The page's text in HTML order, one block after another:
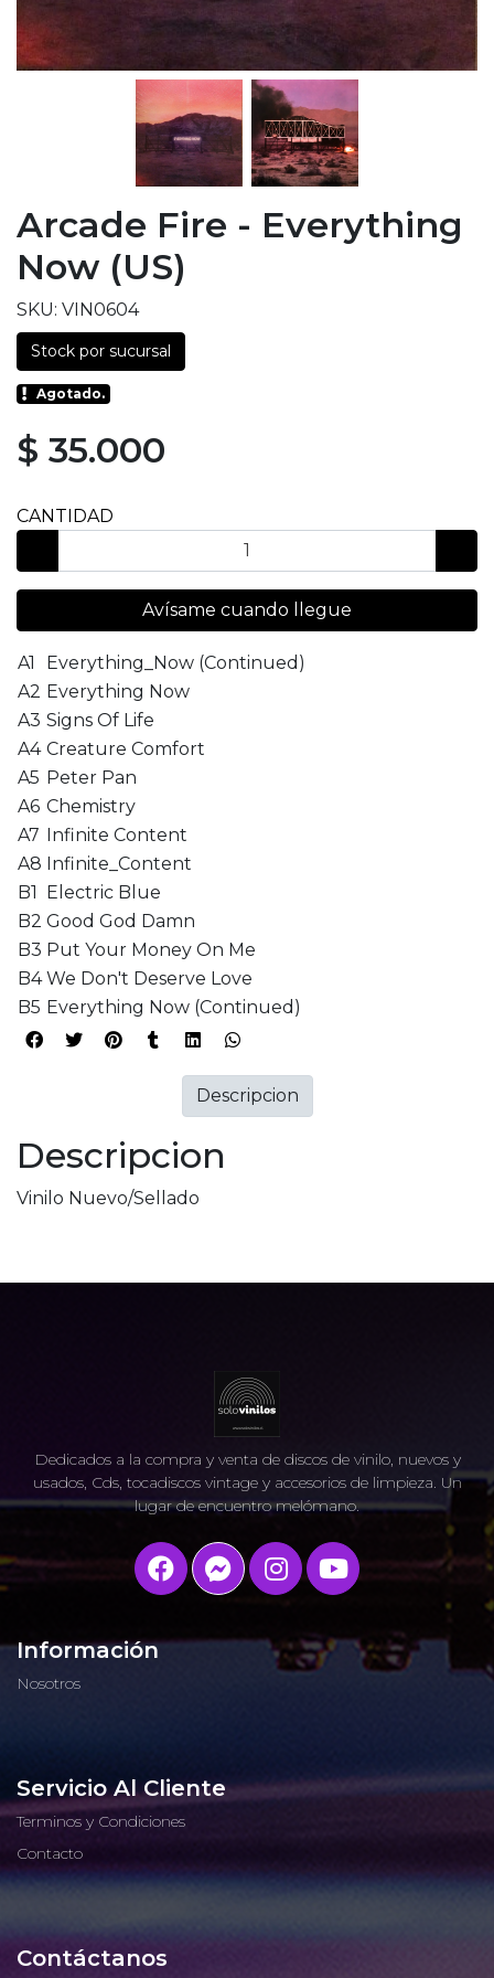
Arcade Fire - Everything
Now (US)
SKU: VIN0604
Stock por sucursal
Agotado.
$ 35.000
CANTIDAD
Avísame cuando llegue
A1
Everything_Now (Continued)
A2 Everything Now
A3 Signs Of Life
A4 Creature Comfort
A5 Peter Pan
A6 Chemistry
A7 Infinite Content
A8 Infinite_Content
B1 Electric Blue
B2 Good God Damn
B3 Put Your Money On Me
B4 We Don't Deserve Love
B5 Everything Now (Continued)
Descripcion
Vinilo Nuevo/Sellado
Descripcion
Dedicados a la compra y venta de discos de vinilo, nuevos y
usados, Cds, tocadiscos vintage y accesorios de limpieza. Un
lugar de encuentro melómano.
Información
Nosotros
Servicio Al Cliente
Terminos y Condiciones
Contacto
Contáctanos